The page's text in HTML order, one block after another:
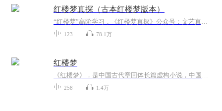
红楼梦真探（古本红楼梦版本）
“红楼梦”高阶学习，《红楼梦真探》公众号：文艺真探社。传播红楼梦文化，探究石头记谜团；一入红楼深似海，从此探佚是日常。部分版本内容来自陈维昭先生《红学通史》。
123 78.1万
红楼梦
《红楼梦》，是中国古代章回体长篇虚构小说，中国古典四大名著之首。其通行本共120回，一般认为前80回是清代作家曹雪芹所著，后40回作者为无名氏，由高鹗、程伟元整理。小说以贾、史、王、薛四大家族的兴衰为背景，以大荒山青埂峰下顽石幻化的通灵宝玉为视...
258 1.4万